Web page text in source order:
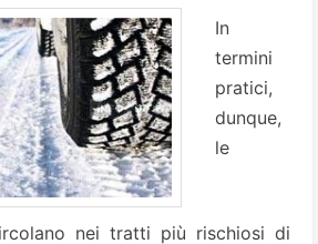
In
termini
pratici,
dunque,
le
nei tratti più rischiosi di